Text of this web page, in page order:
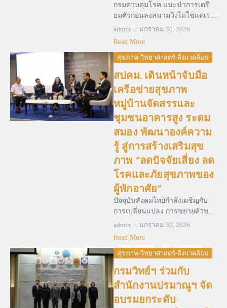
กรมควบคุมโรค แนะนำการเตรี
ยมตัวก่อนลงสนามวิ่งไม่ใช่แค่เร...
admin
มกราคม 30, 2026
Read More
สุขภาพ-วิทยาศาสตร์-สิ่งแวดล้อม
สปคม. เดินหน้าจับมือ
เครือข่ายสุขภาพ
หมู่บ้านจัดสรรและ
ชุมชนอาคารสูง ระดม
สมอง พัฒนาองค์ความ
รู้ สู่การสร้างเสริมสุข
ภาพ “ลดปัจจัยเสี่ยง ลด
โรคและภัยสุขภาพของ
ผู้พักอาศัย”
ปัจจุบันสังคมไทยกำลังเผชิญกับ
การเปลี่ยนแปลง การขยายตัวข...
admin
มกราคม 30, 2026
Read More
สุขภาพ-วิทยาศาสตร์-สิ่งแวดล้อม
กรมวิทย์ฯ ร่วมกับ
สำนักงานปรมาณูฯ จัด
อบรมยกระดับ